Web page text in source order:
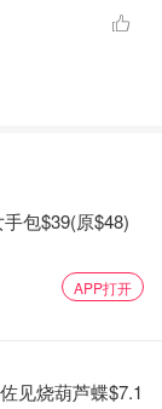
包$39(原$48)
APP打开
见烧葫芦蝶$7.1